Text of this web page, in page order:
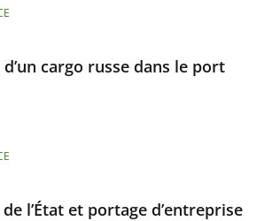
cargo russe dans le port
l’État et portage d’entreprise